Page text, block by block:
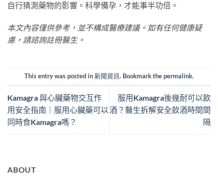
自行猜測藥物的影響。科學備孕，才能事半功倍。
本文內容僅供參考，並不構成醫療建議。如有任何健康疑
慮，請諮詢註冊醫生。
This entry was posted in新聞資訊. Bookmark thepermalink.
Kamagra 與心臟藥物交互作
用安全指南｜服用心臟藥可以
同時食Kamagra嗎？
服用Kamagra後幾耐可以飲
酒？醫生拆解安全飲酒時間間
隔
ABOUT